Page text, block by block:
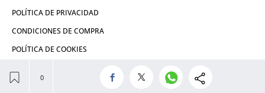
POLÍTICA DE PRIVACIDAD
CONDICIONES DE COMPRA
POLÍTICA DE COOKIES